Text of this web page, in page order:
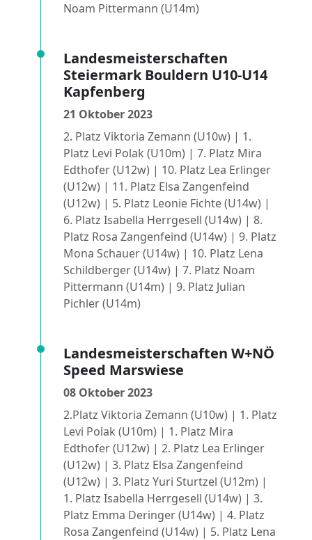
Noam Pittermann (U14m)
Landesmeisterschaften
Steiermark Bouldern U10-U14
Kapfenberg
21 Oktober 2023
2. Platz Viktoria Zemann (U10w) | 1.
Platz Levi Polak (U10m) | 7. Platz Mira
Edthofer (U12w) | 10. Platz Lea Erlinger
(U12w) | 11. Platz Elsa Zangenfeind
(U12w) | 5. Platz Leonie Fichte (U14w) |
6. Platz Isabella Herrgesell (U14w) | 8.
Platz Rosa Zangenfeind (U14w) | 9. Platz
Mona Schauer (U14w) | 10. Platz Lena
Schildberger (U14w) | 7. Platz Noam
Pittermann (U14m) | 9. Platz Julian
Pichler (U14m)
Landesmeisterschaften W+NÖ
Speed Marswiese
08 Oktober 2023
2.Platz Viktoria Zemann (U10w) | 1. Platz
Levi Polak (U10m) | 1. Platz Mira
Edthofer (U12w) | 2. Platz Lea Erlinger
(U12w) | 3. Platz Elsa Zangenfeind
(U12w) | 3. Platz Yuri Sturtzel (U12m) |
1. Platz Isabella Herrgesell (U14w) | 3.
Platz Emma Deringer (U14w) | 4. Platz
Rosa Zangenfeind (U14w) | 5. Platz Lena